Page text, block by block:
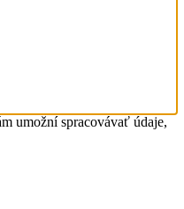
umožní spracovávať údaje,